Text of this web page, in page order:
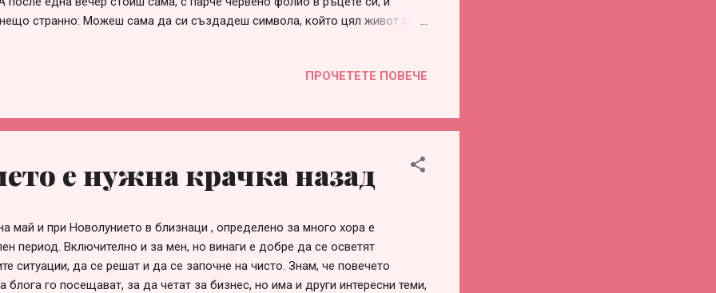
странно: Можеш сама да си създадеш символа, който цял живот си
и вярвах на хора, които умеят да превръщат лъжите си в красиви речи,
червено фолио. Той ми напомня за Сатурн и неговите кръгове — символ на
земя, такава, каквато я познавах. Свят, който сякаш се разруши духовно,
се грижа за себе си — някъде меж...
ПРОЧЕТЕТЕ ПОВЕЧЕ
е нужна крачка назад
май и при Новолунието в близнаци , определено за много хора е
период. Включително и за мен, но винаги е добре да се осветят
ситуации, да се решат и да се започне на чисто. Знам, че повечето
блога го посещават, за да четат за бизнес, но има и други интересни теми,